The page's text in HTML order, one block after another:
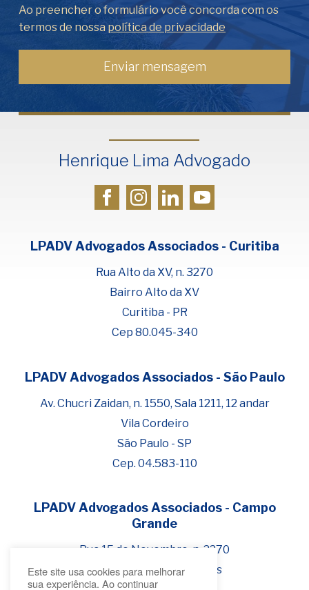
Fale com Henrique Lima
Cadastre-se para começar uma
conversa no WhatsApp
Ao preencher o formulário você concorda com os
termos de nossa política de privacidade
Henrique Lima Advogado
LPADV Advogados Associados - Curitiba
Rua Alto da XV, n. 3270
Bairro Alto da XV
Curitiba - PR
Cep 80.045-340
LPADV Advogados Associados - São Paulo
Av. Chucri Zaidan, n. 1550, Sala 1211, 12 andar
Vila Cordeiro
São Paulo - SP
Cep. 04.583-110
LPADV Advogados Associados - Campo
Grande
Rua 15 de Novembro, n. 2270
Bairro Jardim dos Estados
Este site usa cookies para melhorar
sua experiência. Ao continuar